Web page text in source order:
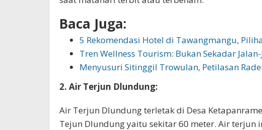
Baca Juga:
5 Rekomendasi Hotel di Tawangmangu,
Tren Wellness Tourism: Bukan Sekadar
Menyusuri Sitinggil Trowulan, Petilasan
2. Air Terjun Dlundung:
Air Terjun Dlundung terletak di Desa
Tejun Dlundung yaitu sekitar 60 meter. Air